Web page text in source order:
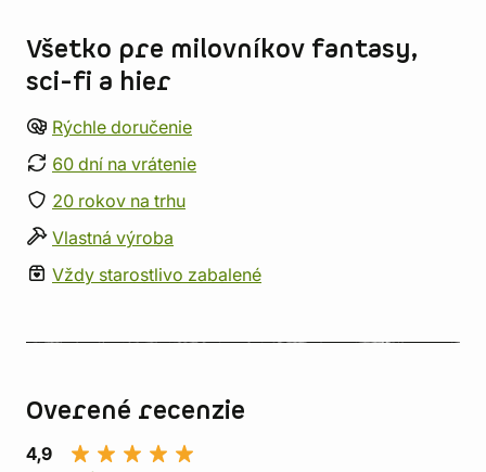
Všetko pre milovníkov fantasy,
sci-fi a hier
Rýchle doručenie
60 dní na vrátenie
20 rokov na trhu
Vlastná výroba
Vždy starostlivo zabalené
Overené recenzie
4,9